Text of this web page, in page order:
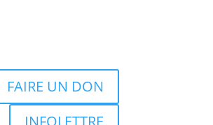
FAIRE UN DON